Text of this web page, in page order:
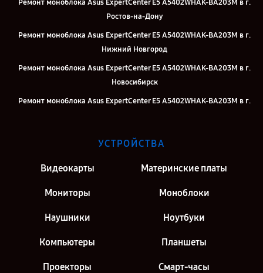
Ремонт моноблока Asus ExpertCenter E5 A5402WHAK-BA203M в г.
Ростов-на-Дону
Ремонт моноблока Asus ExpertCenter E5 A5402WHAK-BA203M в г.
Нижний Новгород
Ремонт моноблока Asus ExpertCenter E5 A5402WHAK-BA203M в г.
Новосибирск
Ремонт моноблока Asus ExpertCenter E5 A5402WHAK-BA203M в г.
Екатеринбург
Ремонт моноблока Asus ExpertCenter E5 A5402WHAK-BA203M в г.
Ремонт моноблока Asus ExpertCenter E5 A5402WHAK-BA203M в г.
УСТРОЙСТВА
Видеокарты Материнские платы
Мониторы Моноблоки
Наушники Ноутбуки
Компьютеры Планшеты
Проекторы Смарт-часы